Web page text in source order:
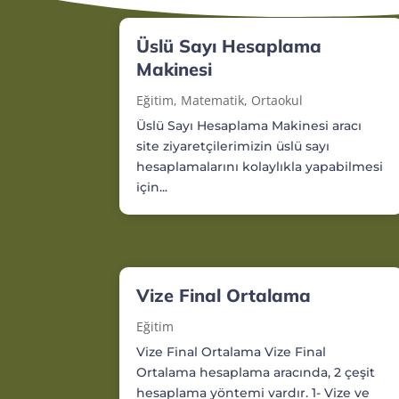
Üslü Sayı Hesaplama
Makinesi
Eğitim, Matematik, Ortaokul
Üslü Sayı Hesaplama Makinesi aracı
site ziyaretçilerimizin üslü sayı
hesaplamalarını kolaylıkla yapabilmesi
için...
Vize Final Ortalama
Eğitim
Vize Final Ortalama Vize Final
Ortalama hesaplama aracında, 2 çeşit
hesaplama yöntemi vardır. 1- Vize ve